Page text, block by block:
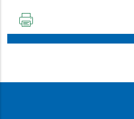
PÁGINA